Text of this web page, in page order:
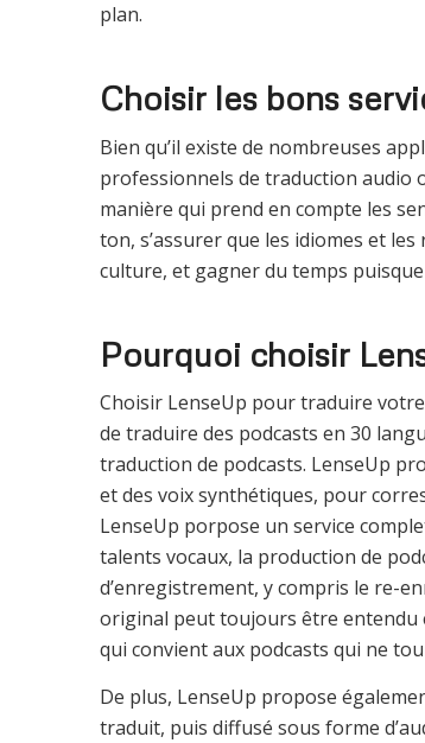
plan.
Choisir les bons
Bien qu’il existe de nombreuses
professionnels de traduction audio
manière qui prend en compte les
ton, s’assurer que les idiomes et
culture, et gagner du temps
Pourquoi choisir
Choisir LenseUp pour traduire
de traduire des podcasts en 30
traduction de podcasts. LenseUp
et des voix synthétiques, pour
LenseUp porpose un service
talents vocaux, la production de
d’enregistrement, y compris le re-
original peut toujours être entendu
qui convient aux podcasts qui ne
De plus, LenseUp propose
traduit, puis diffusé sous forme